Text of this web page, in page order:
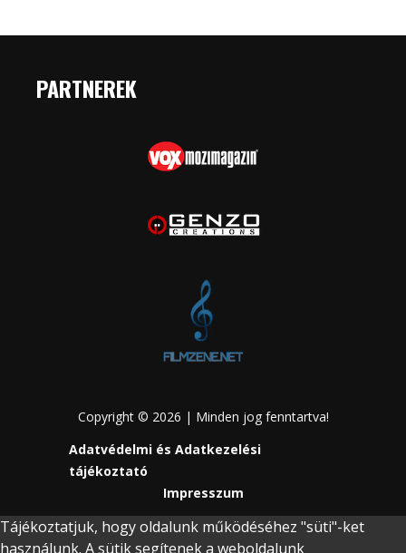
PARTNEREK
Copyright © 2026 | Minden jog fenntartva!
Adatvédelmi és Adatkezelési
tájékoztató
Impresszum
Tájékoztatjuk, hogy oldalunk működéséhez "süti"-ket
használunk. A sütik segítenek a weboldalunk